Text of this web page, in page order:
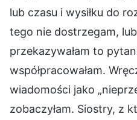
lub czasu i wysiłku do
tego nie dostrzegam,
przekazywałam to
współpracowałam.
wiadomości jako
zobaczyłam. Siostry, z